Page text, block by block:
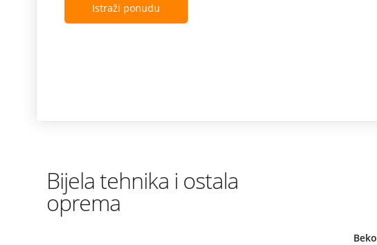
Istraži ponudu
Bijela tehnika i ostala
oprema
Beko